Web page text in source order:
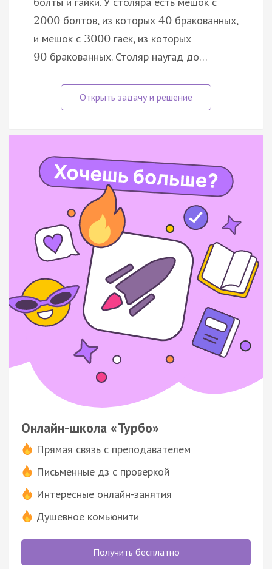
2000 болтов, из которых 40 бракованных,
и мешок с 3000 гаек, из которых
90 бракованных. Столяр наугад до…
Онлайн-школа «Турбо»
Прямая связь с преподавателем
Письменные дз с проверкой
Интересные онлайн-занятия
Душевное комьюнити
Получить бесплатно